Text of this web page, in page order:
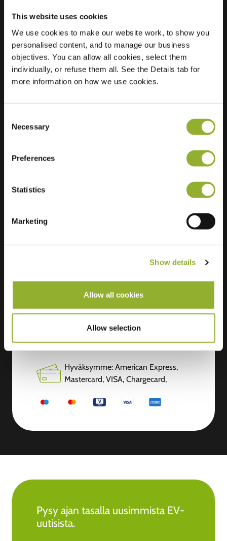
This website uses cookies
We use cookies to make our website work, to show you
personalised content, and to manage our business
objectives. You can allow all cookies, select them
individually, or refuse them all. See the Details tab for
more information on how we use cookies.
Selection
Necessary
Preferences
Statistics
Marketing
Show details
Allow all cookies
Allow selection
Kingissä.
Sijainti
20 TER Rue Pierre et
45140 Ingré
Ultra-Fast
Lisätietoja
Hyväksymme: American Express,
Mastercard, VISA, Chargecard,
Pysy ajan tasalla uusimmista EV-
uutisista.